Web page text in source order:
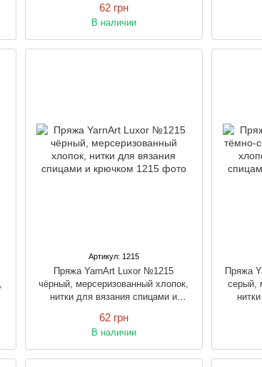
62 грн
В наличии
Артикул: 1215
Пряжа YarnArt Luxor №1215
чёрный, мерсеризованный хлопок,
нитки для вязания спицами и
62 грн
В наличии
Пряжа
серый,